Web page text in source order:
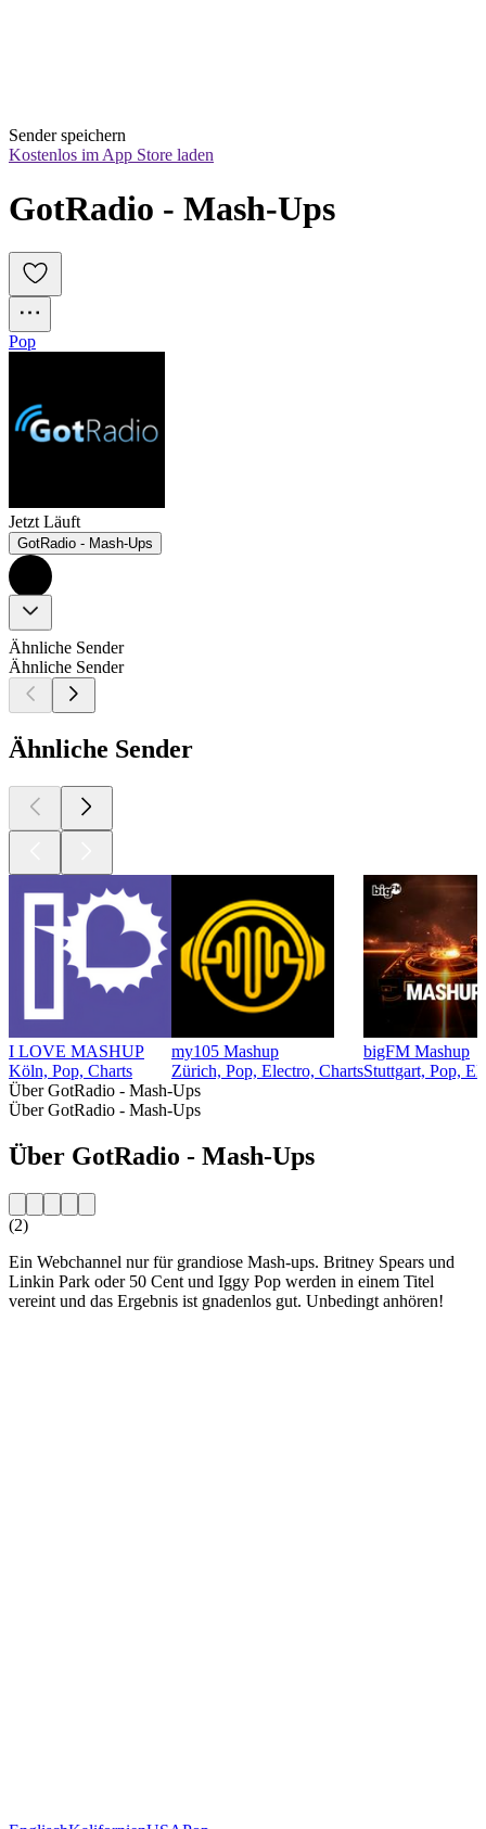
Sender speichern
Kostenlos im App Store laden
GotRadio - Mash-Ups
Pop
Jetzt Läuft
GotRadio - Mash-Ups
Ähnliche Sender
Ähnliche Sender
Ähnliche Sender
I LOVE MASHUP
Köln, Pop, Charts
my105 Mashup
Zürich, Pop, Electro, Charts
bigFM Mashup
Stuttgart, Pop,
Über GotRadio - Mash-Ups
Über GotRadio - Mash-Ups
Über GotRadio - Mash-Ups
(2)
Ein Webchannel nur für grandiose Mash-ups. Britney Spears und
Linkin Park oder 50 Cent und Iggy Pop werden in einem Titel
vereint und das Ergebnis ist gnadenlos gut. Unbedingt anhören!